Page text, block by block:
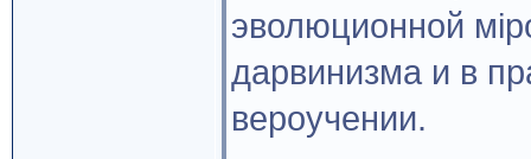
эволюционной
дарвинизма и в
вероучении.